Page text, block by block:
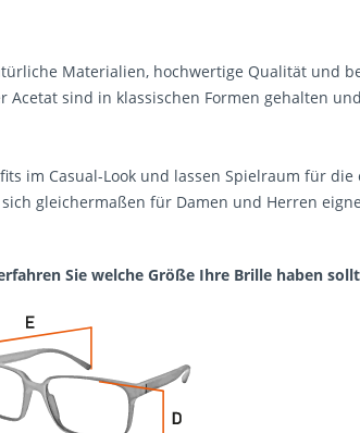
Materialien, hochwertige Qualität und
sind in klassischen Formen gehalten
im Casual-Look und lassen Spielraum für die
gleichermaßen für Damen und Herren
Sie welche Größe Ihre Brille haben